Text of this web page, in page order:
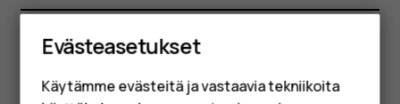
Älypuhelimet
Perinteiset puhelimet
Evästeasetukset
Käytämme evästeitä ja vastaavia tekniikoita